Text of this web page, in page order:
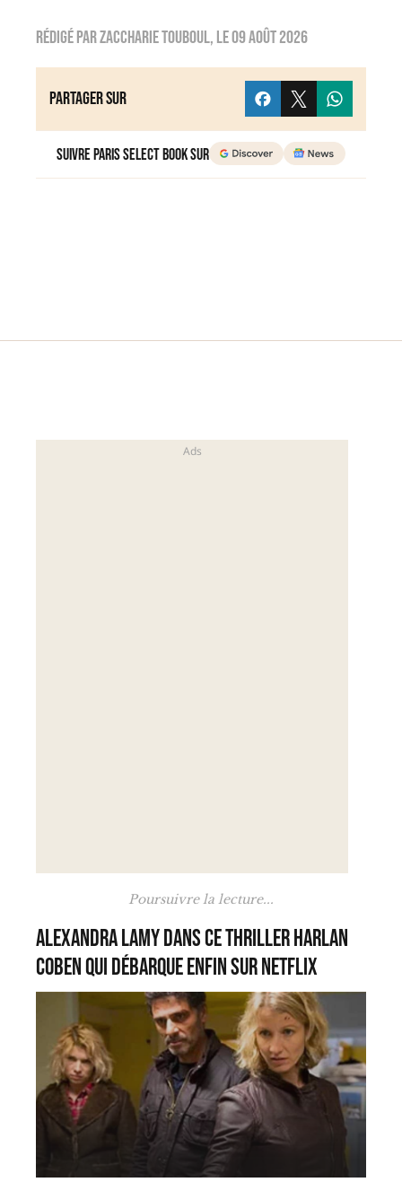
Rédigé parzaccharie touboul, le09 août 2026
Partager sur
Suivre Paris Select Book sur
Poursuivre la lecture...
Alexandra Lamy dans ce thriller Harlan
Coben qui débarque enfin sur Netflix